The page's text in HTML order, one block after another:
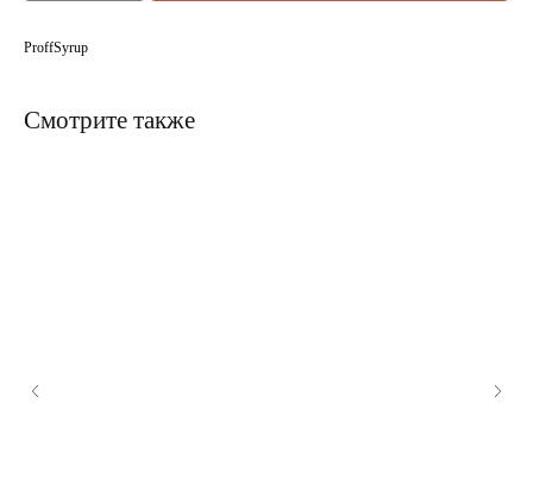
ProffSyrup
Смотрите также